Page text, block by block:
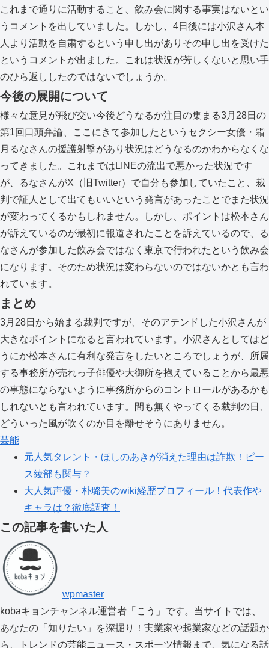
これまで通りに活動すること、飲み会に関する事実はないとい
うコメントを出していました。しかし、4日後には小沢さん本
人より活動を自粛するという申し出がありその申し出を受けた
というコメントが出ました。これは状況が芳しくないと思い手
のひら返ししたのではないでしょうか。
今後の展開について
様々な意見が飛び交い今後どうなるか注目の集まる3月28日の
第1回口頭弁論、ここにきて参加したというセクシー女優・霜
月るなさんの援護射撃があり状況はどうなるのかわからなくな
ってきました。これまではLINEの流出で悪かった状況です
が、るなさんがX（旧Twitter）で自分も参加していたこと、裁
判で証人として出てもいいという発言があったことでまた状況
が変わってくるかもしれません。しかし、ポイントは松本さん
が訴えているのが最初に報道されたことを訴えているので、る
なさんが参加した飲み会ではなく東京で行われたという飲み会
になります。そのため状況は変わらないのではないかとも言わ
れています。
まとめ
3月28日から始まる裁判ですが、そのアテンドした小沢さんが
大きなポイントになると言われています。小沢さんとしてはど
うにか松本さんに有利な発言をしたいところでしょうが、所属
する事務所が売れっ子俳優や大御所を抱えていることから最悪
の事態にならないように事務所からのコントロールがあるかも
しれないとも言われています。間も無くやってくる裁判の日、
どういった風が吹くのか目を離せそうにありません。
芸能
元人気タレント・ほしのあきが消えた理由は詐欺！ピー
ス綾部も関与？
大人気声優・朴璐美のwiki経歴プロフィール！代表作や
キャラは？徹底調査！
この記事を書いた人
wpmaster
kobaキョンチャンネル運営者「こう」です。当サイトでは、
あなたの「知りたい」を深掘り！実業家や起業家などの話題か
ら、トレンドの芸能ニュース・スポーツ情報まで、気になる話